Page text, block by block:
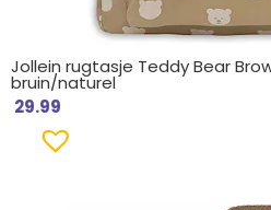
Jollein rugtasje Teddy Bear
bruin/naturel
29.99